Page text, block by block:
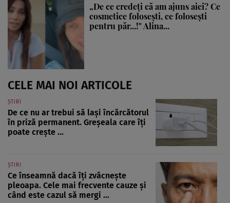
„De ce credeți că am ajuns aici? Ce
cosmetice folosești, ce folosești
pentru păr...!" Alina...
CELE MAI NOI ARTICOLE
ȘTIRI
De ce nu ar trebui să lași încărcătorul
în priză permanent. Greșeala care îți
poate crește ...
ȘTIRI
Ce înseamnă dacă îți zvâcnește
pleoapa. Cele mai frecvente cauze și
când este cazul să mergi ...